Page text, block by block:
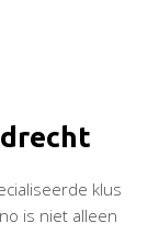
klus
is niet alleen